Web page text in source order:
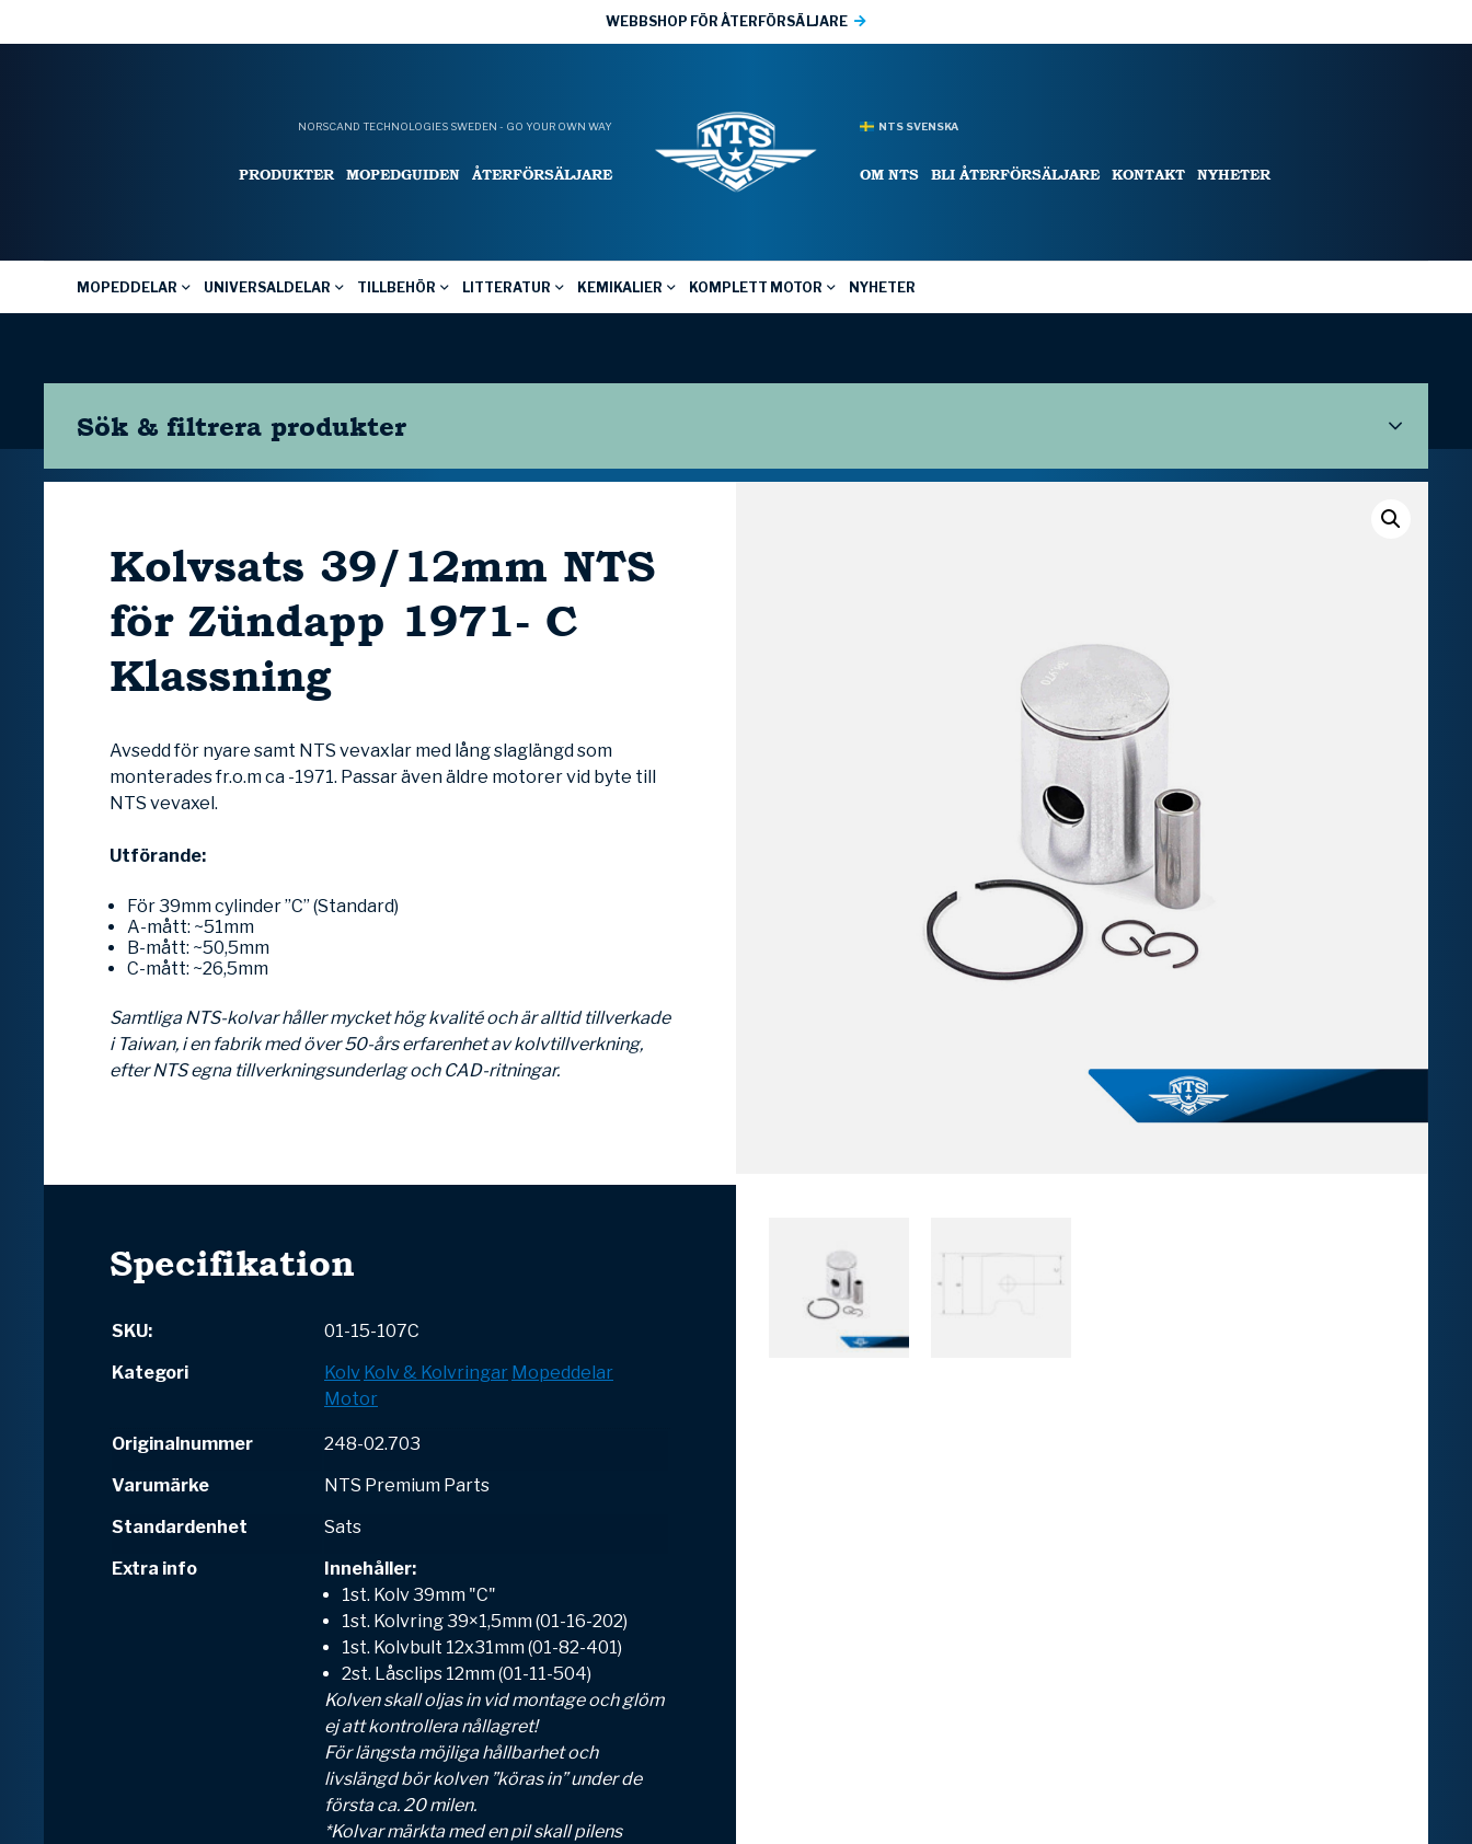
WEBBSHOP FÖR ÅTERFÖRSÄLJARE
NORSCAND TECHNOLOGIES SWEDEN - GO YOUR OWN WAY
PRODUKTER MOPEDGUIDEN ÅTERFÖRSÄLJARE
NTS SVENSKA
OM NTS BLI ÅTERFÖRSÄLJARE KONTAKT NYHETER
MOPEDDELAR UNIVERSALDELAR TILLBEHÖR LITTERATUR KEMIKALIER KOMPLETT MOTOR NYHETER
Sök & filtrera produkter
Kolvsats 39/12mm NTS
för Zündapp 1971- C
Klassning
Avsedd för nyare samt NTS vevaxlar med lång slaglängd som
monterades fr.o.m ca -1971. Passar även äldre motorer vid byte till
NTS vevaxel.
Utförande:
För 39mm cylinder ”C” (Standard)
A-mått: ~51mm
B-mått: ~50,5mm
C-mått: ~26,5mm
Samtliga NTS-kolvar håller mycket hög kvalité och är alltid tillverkade
i Taiwan, i en fabrik med över 50-års erfarenhet av kolvtillverkning,
efter NTS egna tillverkningsunderlag och CAD-ritningar.
Specifikation
SKU:
01-15-107C
Kategori
Kolv Kolv & Kolvringar Mopeddelar
Motor
Originalnummer
248-02.703
Varumärke
NTS Premium Parts
Standardenhet
Sats
Extra info
Innehåller:
1st. Kolv 39mm "C"
1st. Kolvring 39×1,5mm (01-16-202)
1st. Kolvbult 12x31mm (01-82-401)
2st. Låsclips 12mm (01-11-504)
Kolven skall oljas in vid montage och glöm
ej att kontrollera nållagret!
För längsta möjliga hållbarhet och
livslängd bör kolven ”köras in” under de
första ca. 20 milen.
*Kolvar märkta med en pil skall pilens